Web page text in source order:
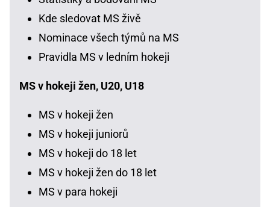
Kde sledovat MS živě
Nominace všech týmů na MS
Pravidla MS v ledním hokeji
MS v hokeji žen, U20, U18
MS v hokeji žen
MS v hokeji juniorů
MS v hokeji do 18 let
MS v hokeji žen do 18 let
MS v para hokeji